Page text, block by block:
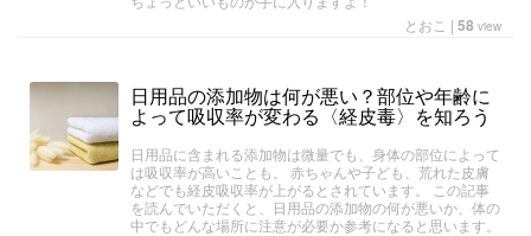
とおこ | 58 view
日用品の添加物は何が悪い？部位や年齢に
よって吸収率が変わる〈経皮毒〉を知ろう
日用品に含まれる添加物は微量でも、身体の部位によって
は吸収率が高いことも。 赤ちゃんや子ども、荒れた皮膚
などでも経皮吸収率が上がるとされています。 この記事
を読んでいただくと、日用品の添加物の何が悪いか、体の
中でもどんな場所に注意が必要か参考になると思います。